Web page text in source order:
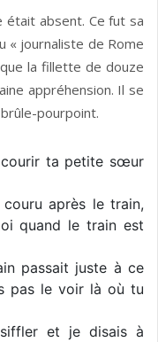
était absent. Ce fut sa
« journaliste de Rome
la fillette de douze
appréhension. Il se
pourpoint.
courir ta petite sœur
couru après le train,
quand le train est
passait juste à ce
pas le voir là où tu
et je disais à